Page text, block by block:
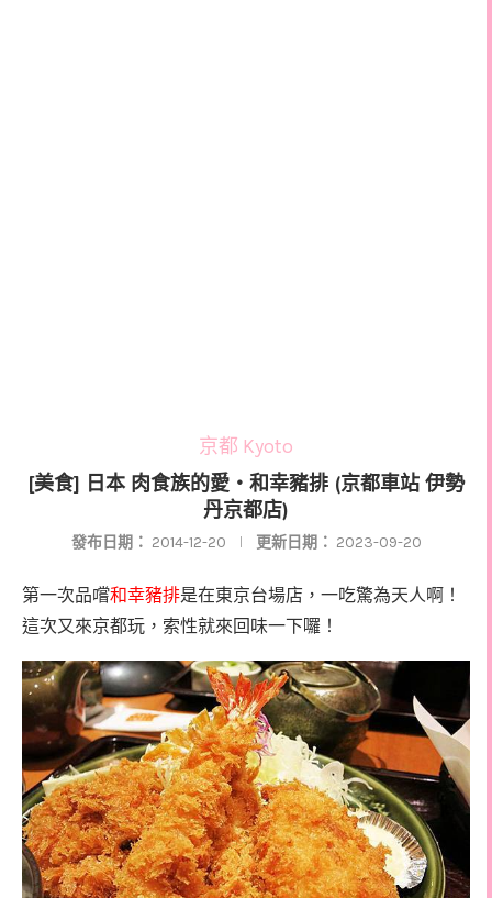
京都 Kyoto
[美食] 日本 肉食族的愛‧和幸豬排 (京都車站 伊勢
丹京都店)
發布日期： 2014-12-20 更新日期： 2023-09-20
第一次品嚐和幸豬排是在東京台場店，一吃驚為天人啊！
這次又來京都玩，索性就來回味一下囉！